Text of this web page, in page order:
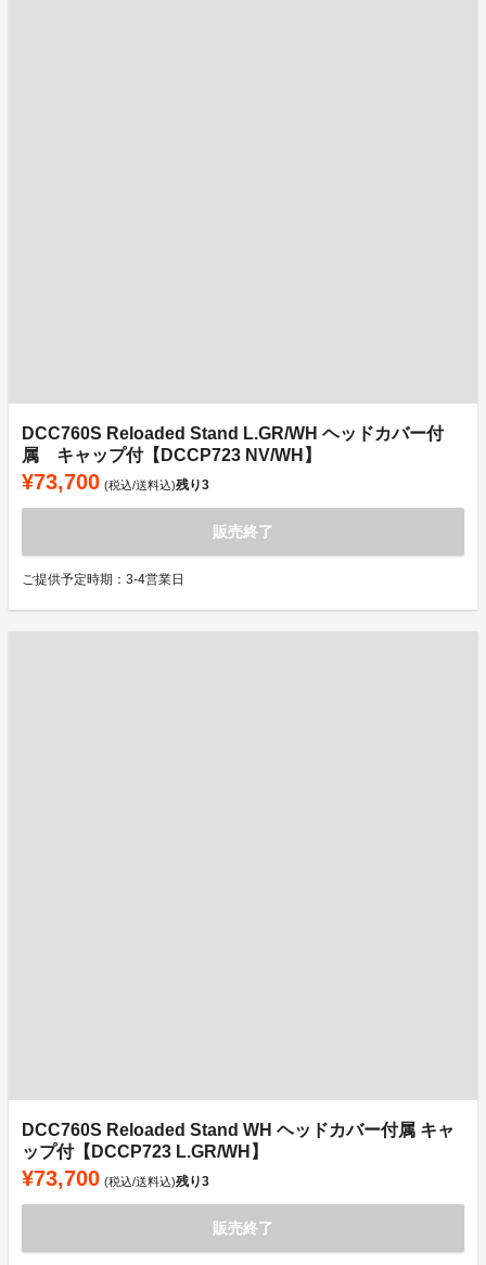
DCC760S Reloaded Stand L.GR/WH ヘッドカバー付
属 キャップ付【DCCP723 NV/WH】
¥73,700 (税込/送料込)残り3
販売終了
ご提供予定時期：3-4営業日
DCC760S Reloaded Stand WH ヘッドカバー付属 キャ
ップ付【DCCP723 L.GR/WH】
¥73,700 (税込/送料込)残り3
販売終了